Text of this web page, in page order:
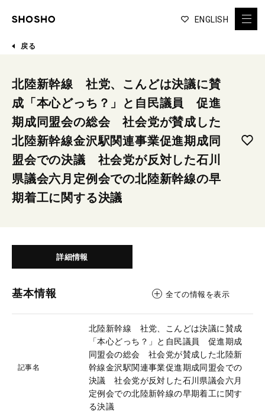
ENGLISH
戻る
北陸新幹線 社党、こんどは決議に賛
成「本心どっち？」と自民議員 促進
期成同盟会の総会 社会党が賛成した
北陸新幹線金沢駅関連事業促進期成同
盟会での決議 社会党が反対した石川
県議会六月定例会での北陸新幹線の早
期着工に関する決議
詳細情報
基本情報 全ての情報を表示
記事名
北陸新幹線 社党、こんどは決議に賛成
「本心どっち？」と自民議員 促進期成
同盟会の総会 社会党が賛成した北陸新
幹線金沢駅関連事業促進期成同盟会での
決議 社会党が反対した石川県議会六月
定例会での北陸新幹線の早期着工に関す
る決議